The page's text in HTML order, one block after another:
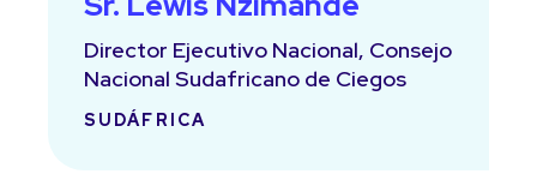
Director Ejecutivo Nacional, Consejo
Nacional Sudafricano de Ciegos
SUDÁFRICA